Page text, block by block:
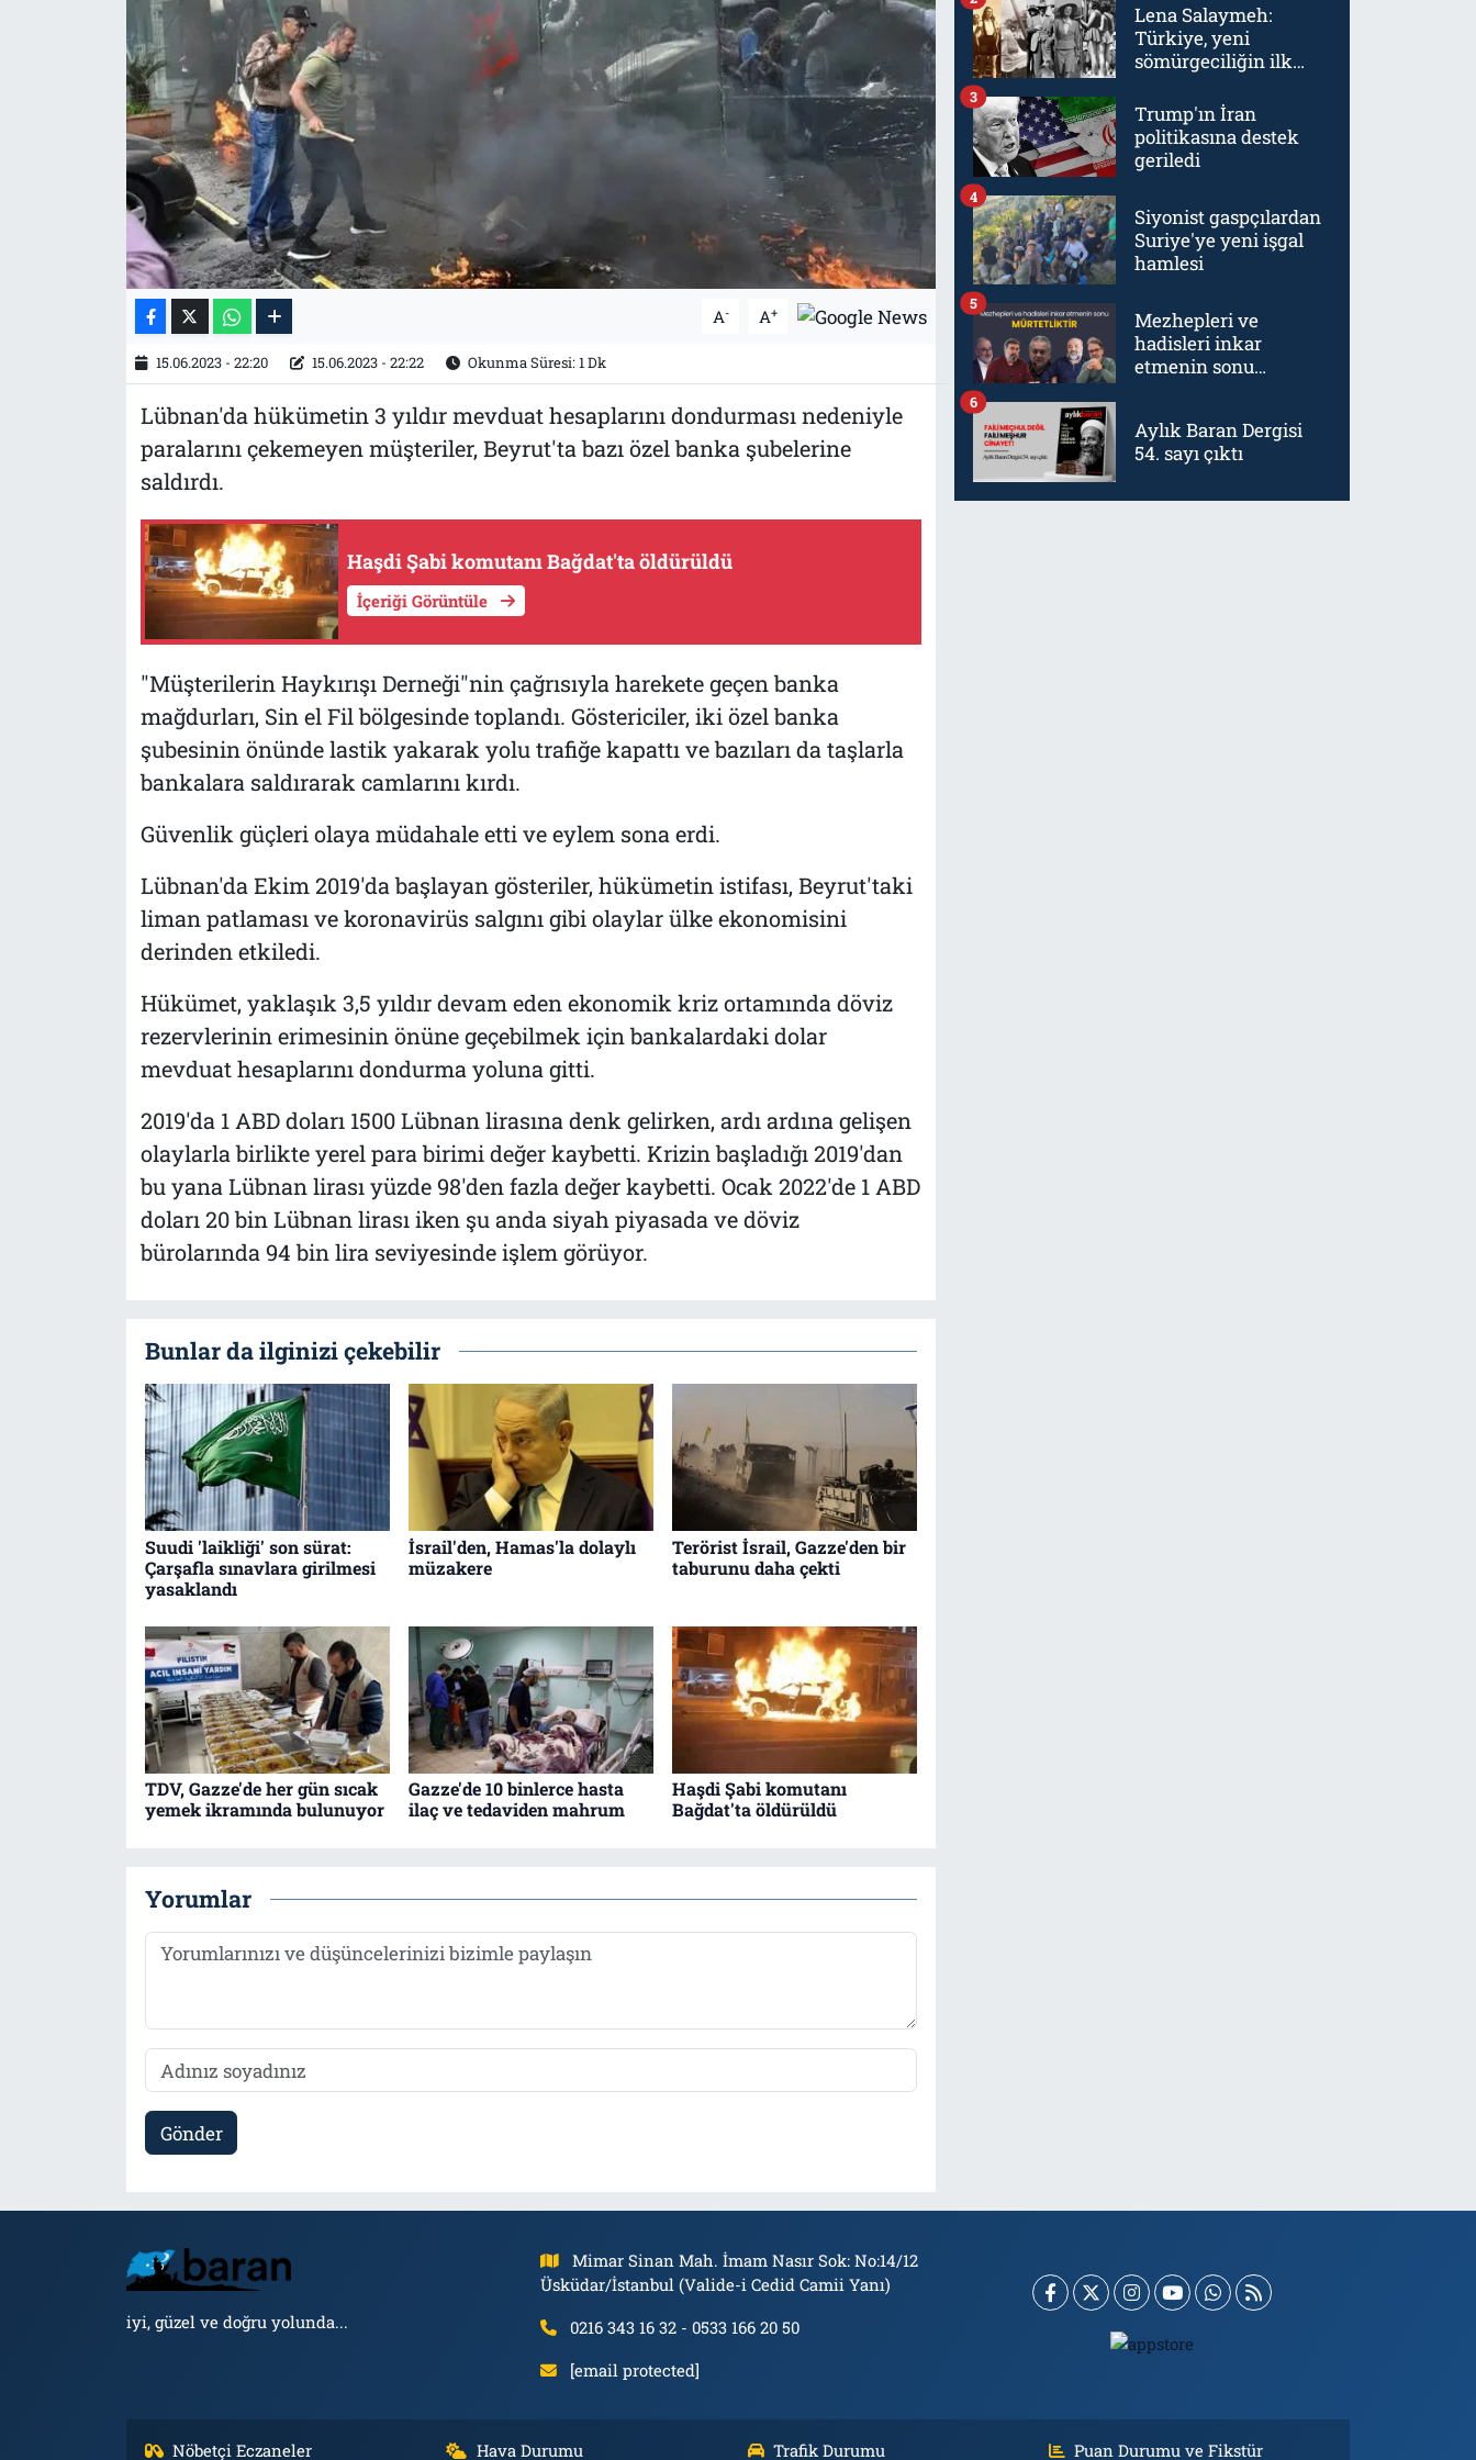
A- A+
15.06.2023 - 22:20 15.06.2023 - 22:22 Okunma Süresi: 1 Dk
Lübnan'da hükümetin 3 yıldır mevduat hesaplarını dondurması nedeniyle
paralarını çekemeyen müşteriler, Beyrut'ta bazı özel banka şubelerine
saldırdı.
Haşdi Şabi komutanı Bağdat'ta öldürüldü
İçeriği Görüntüle
"Müşterilerin Haykırışı Derneği"nin çağrısıyla harekete geçen banka
mağdurları, Sin el Fil bölgesinde toplandı. Göstericiler, iki özel banka
şubesinin önünde lastik yakarak yolu trafiğe kapattı ve bazıları da taşlarla
bankalara saldırarak camlarını kırdı.
Güvenlik güçleri olaya müdahale etti ve eylem sona erdi.
Lübnan'da Ekim 2019'da başlayan gösteriler, hükümetin istifası, Beyrut'taki
liman patlaması ve koronavirüs salgını gibi olaylar ülke ekonomisini
derinden etkiledi.
Hükümet, yaklaşık 3,5 yıldır devam eden ekonomik kriz ortamında döviz
rezervlerinin erimesinin önüne geçebilmek için bankalardaki dolar
mevduat hesaplarını dondurma yoluna gitti.
2019'da 1 ABD doları 1500 Lübnan lirasına denk gelirken, ardı ardına gelişen
olaylarla birlikte yerel para birimi değer kaybetti. Krizin başladığı 2019'dan
bu yana Lübnan lirası yüzde 98'den fazla değer kaybetti. Ocak 2022'de 1 ABD
doları 20 bin Lübnan lirası iken şu anda siyah piyasada ve döviz
bürolarında 94 bin lira seviyesinde işlem görüyor.
Bunlar da ilginizi çekebilir
Suudi 'laikliği' son sürat:
Çarşafla sınavlara girilmesi
yasaklandı
İsrail'den, Hamas'la dolaylı
müzakere
Terörist İsrail, Gazze'den bir
taburunu daha çekti
TDV, Gazze'de her gün sıcak
yemek ikramında bulunuyor
Gazze'de 10 binlerce hasta
ilaç ve tedaviden mahrum
Haşdi Şabi komutanı
Bağdat'ta öldürüldü
Yorumlar
Gönder
Lena Salaymeh:
Türkiye, yeni
sömürgeciliğin ilk
Trump'ın İran
politikasına destek
geriledi
3
Siyonist gaspçılardan
Suriye'ye yeni işgal
hamlesi
4
Mezhepleri ve
hadisleri inkar
etmenin sonu
5
Aylık Baran Dergisi
54. sayı çıktı
6
iyi, güzel ve doğru yolunda...
Mimar Sinan Mah. İmam Nasır Sok: No:14/12
Üsküdar/İstanbul (Valide-i Cedid Camii Yanı)
0216 343 16 32 - 0533 166 20 50
[email protected]
Nöbetçi Eczaneler Hava Durumu Trafik Durumu Puan Durumu ve Fikstür
İletişim